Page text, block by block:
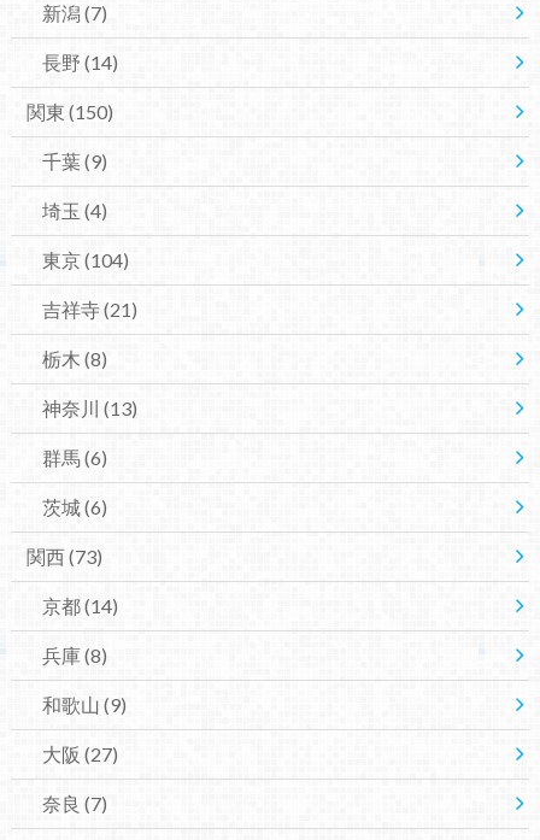
新潟 (7)
長野 (14)
関東 (150)
千葉(9)
埼玉 (4)
東京(104)
吉祥寺(21)
栃木 (8)
神奈川 (13)
群馬(6)
茨城(6)
関西(73)
京都(14)
兵庫(8)
和歌山 (9)
大阪 (27)
奈良 (7)